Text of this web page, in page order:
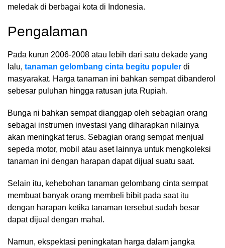
meledak di berbagai kota di Indonesia.
Pengalaman
Pada kurun 2006-2008 atau lebih dari satu dekade yang
lalu, tanaman gelombang cinta begitu populer di
masyarakat. Harga tanaman ini bahkan sempat dibanderol
sebesar puluhan hingga ratusan juta Rupiah.
Bunga ni bahkan sempat dianggap oleh sebagian orang
sebagai instrumen investasi yang diharapkan nilainya
akan meningkat terus. Sebagian orang sempat menjual
sepeda motor, mobil atau aset lainnya untuk mengkoleksi
tanaman ini dengan harapan dapat dijual suatu saat.
Selain itu, kehebohan tanaman gelombang cinta sempat
membuat banyak orang membeli bibit pada saat itu
dengan harapan ketika tanaman tersebut sudah besar
dapat dijual dengan mahal.
Namun, ekspektasi peningkatan harga dalam jangka